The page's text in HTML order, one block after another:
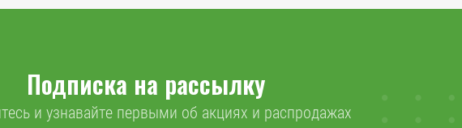
Подписка на рассылку
и узнавайте первыми об акциях и распродажах